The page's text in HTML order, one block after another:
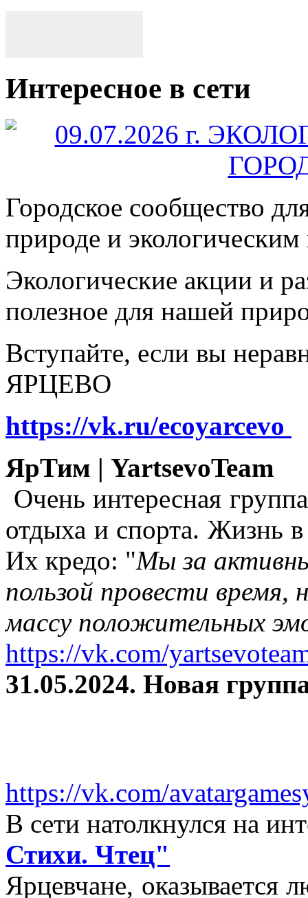
Интересное в сети
Городское сообщество
природе и
Экологические акции и
полезное для нашей
Вступайте, если вы
ЯРЦЕВО
https://vk.ru/ecoyarcevo
ЯрТим | YartsevoTeam
Очень интересная
отдыха и спорта. Жизнь
Их кредо: "Мы за
пользой провести время,
массу положительных
https://vk.com/
31.05.2024. Новая
https://vk.com/
В сети натолкнулся на
Стихи. Чтец"
Ярцевчане,